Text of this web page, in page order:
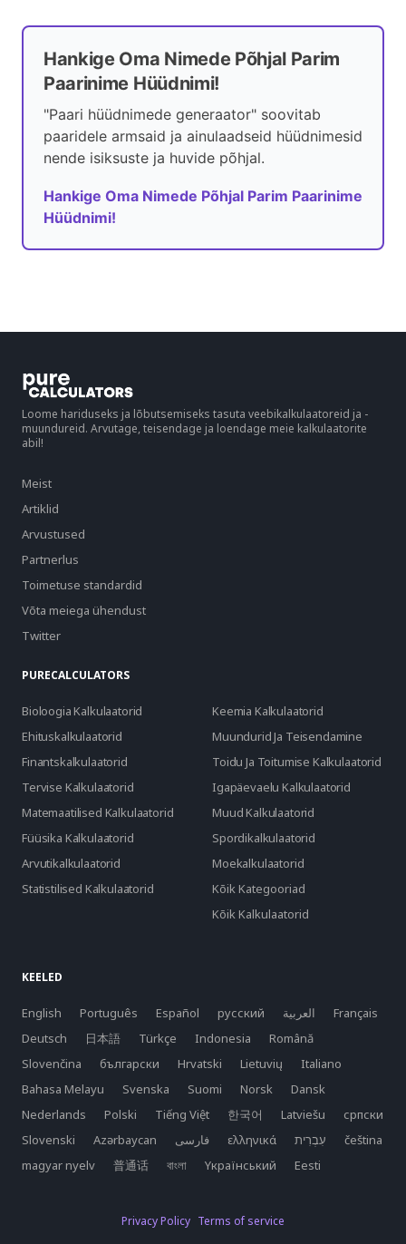
Hankige Oma Nimede Põhjal Parim
Paarinime Hüüdnimi!
"Paari hüüdnimede generaator" soovitab
paaridele armsaid ja ainulaadseid hüüdnimesid
nende isiksuste ja huvide põhjal.
Hankige Oma Nimede Põhjal Parim Paarinime
Hüüdnimi!
Loome hariduseks ja lõbutsemiseks tasuta veebikalkulaatoreid ja -
muundureid. Arvutage, teisendage ja loendage meie kalkulaatorite
abil!
Meist
Artiklid
Arvustused
Partnerlus
Toimetuse standardid
Võta meiega ühendust
Twitter
PURECALCULATORS
Bioloogia Kalkulaatorid
Keemia Kalkulaatorid
Ehituskalkulaatorid
Muundurid Ja Teisendamine
Finantskalkulaatorid
Toidu Ja Toitumise Kalkulaatorid
Tervise Kalkulaatorid
Igapäevaelu Kalkulaatorid
Matemaatilised Kalkulaatorid
Muud Kalkulaatorid
Füüsika Kalkulaatorid
Spordikalkulaatorid
Arvutikalkulaatorid
Moekalkulaatorid
Statistilised Kalkulaatorid
Kõik Kategooriad
Kõik Kalkulaatorid
KEELED
English Português Español русский العربية
Français
Deutsch
日本語 Türkçe Indonesia
Română
Slovenčina
български Hrvatski Lietuvių
Italiano
Bahasa Melayu
Svenska Suomi Norsk
Dansk
Nederlands
Polski Tiếng Việt 한국어 Latviešu
српски
Slovenski
Azərbaycan فارسی ελληνικά
čeština
magyar nyelv
普通话 বাংলা Yкраїнський Eesti
Privacy Policy Terms of service